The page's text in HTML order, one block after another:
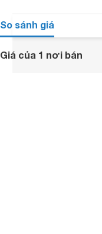
So sánh giá
Giá của 1 nơi bán